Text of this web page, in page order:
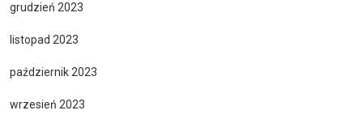
grudzień 2023
listopad 2023
październik 2023
wrzesień 2023